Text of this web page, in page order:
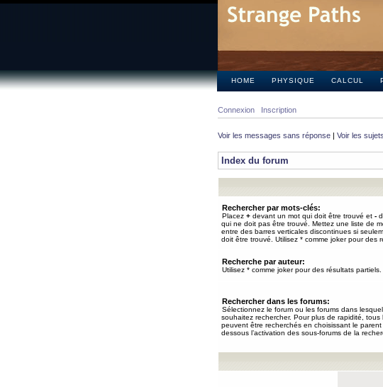
HOME PHYSIQUE CALCUL
Connexion Inscription
Voir les messages sans réponse | Voir les
Index du forum
Rechercher par mots-clés:
Placez + devant un mot qui doit être trouvé et -
qui ne doit pas être trouvé. Mettez une liste de
entre des barres verticales discontinues si
doit être trouvé. Utilisez * comme joker pour des
Recherche par auteur:
Utilisez * comme joker pour des résultats partiels.
Rechercher dans les forums:
Sélectionnez le forum ou les forums dans
souhaitez rechercher. Pour plus de rapidité, tous
peuvent être recherchés en choisissant le
dessous l’activation des sous-forums de la